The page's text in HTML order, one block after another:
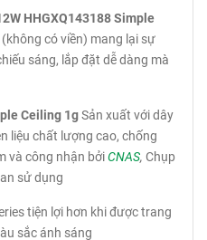
HHGXQ143188 Simple
có viền) mang lại sự
sáng, lắp đặt dễ dàng mà
Ceiling 1gSản xuất với dây
liệu chất lượng cao, chống
và công nhận bởiCNAS, Chụp
sử dụng
tiện lợi hơn khi được trang
sắc ánh sáng